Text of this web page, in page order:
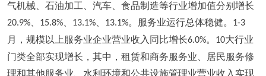
气机械、石油加工、汽车、食品制造等行业增加值分别增长
20.9%、 15.8%、 13.1%、 13.1%。服务业运行总体稳健。 1-3
月，规模以上服务业企业营业收入同比增长6.0%。 10大行业
门类全部实现增长，其中，租赁和商务服务业、居民服务修
理和其他服务业、水利环境和公共设施管理业营业收入实现